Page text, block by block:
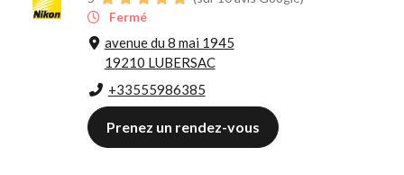
Fermé
avenue du 8 mai 1945
19210 LUBERSAC
+33555986385
Prenez un rendez-vous